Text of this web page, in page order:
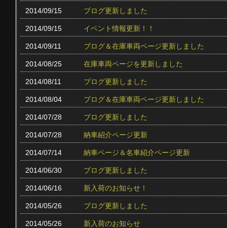
2014/09/15 ブログ更新しました
2014/09/15 イベント情報更新！！
2014/09/11 ブログ＆在庫車両ページ更新しました
2014/08/25 在庫車両ページを更新しました
2014/08/11 ブログ更新しました
2014/08/04 ブログ＆在庫車両ページ更新しました
2014/07/28 ブログ更新しました
2014/07/28 納車紹介ページ更新
2014/07/14 納車ページ＆名車紹介ページ更新
2014/06/30 ブログ更新しました
2014/06/16 新入荷のお知らせ！
2014/05/26 ブログ更新しました
2014/05/26 新入荷のお知らせ